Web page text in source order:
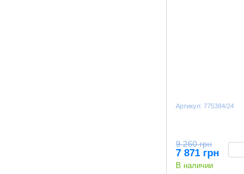
Артикул: 775384/24
9 260 грн
7 871 грн
В наличии